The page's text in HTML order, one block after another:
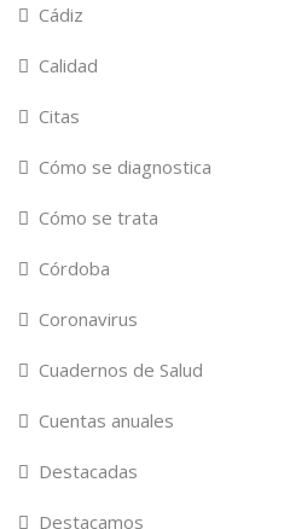
Cádiz
Calidad
Citas
Cómo se diagnostica
Cómo se trata
Córdoba
Coronavirus
Cuadernos de Salud
Cuentas anuales
Destacadas
Destacamos